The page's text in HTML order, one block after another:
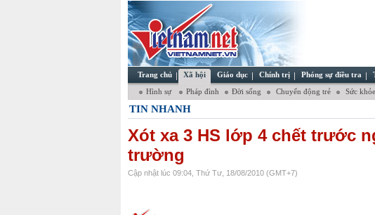
Trang chủ Xã hội Giáo dục Chính trị Phóng sự điều tra
Hình sự Pháp đình Đời sống Chuyển động trẻ Sức khỏe
TIN NHANH
Xót xa 3 HS lớp 4 chết trước
trường
Cập nhật lúc 09:04, Thứ Tư, 18/08/2010 (GMT+7)